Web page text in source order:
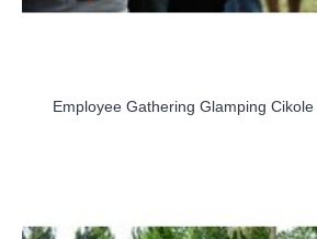
Employee Gathering Glamping